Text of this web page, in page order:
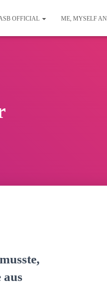
OFFICIAL ME, MYSELF
aus